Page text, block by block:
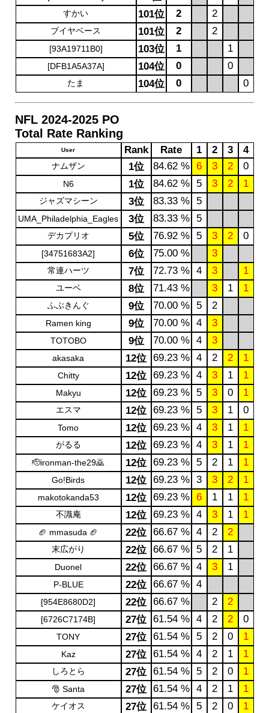
すかい 101位 2 2
ブイヤベース 101位 2 2
[93A19711B0] 103位 1 1
[DFB1A5A37A] 104位 0 0
たま 104位 0 0
NFL 2024-2025 PO
Total Rate Ranking
User Rank Rate 1 2 3 4
ナムザン 1位 84.62 % 6 3 2 0
N6 1位 84.62 % 5 3 2 1
ジャズマシーン 3位 83.33 % 5
UMA_Philadelphia_Eagles 3位 83.33 % 5
デカプリオ 5位 76.92 % 5 3 2 0
[34751683A2] 6位 75.00 % 3
常連ハーツ 7位 72.73 % 4 3 1
ユーベ 8位 71.43 % 3 1 1
ふぶきんぐ 9位 70.00 % 5 2
Ramen king 9位 70.00 % 4 3
TOTOBO 9位 70.00 % 4 3
akasaka 12位 69.23 % 4 2 2 1
Chitty 12位 69.23 % 4 3 1 1
Makyu 12位 69.23 % 5 3 0 1
エスマ 12位 69.23 % 5 3 1 0
Tomo 12位 69.23 % 4 3 1 1
がるる 12位 69.23 % 4 3 1 1
🫡ironman-the29🙇 12位 69.23 % 5 2 1 1
Go!Birds 12位 69.23 % 3 3 2 1
makotokanda53 12位 69.23 % 6 1 1 1
不識庵 12位 69.23 % 4 3 1 1
🏈 mmasuda 🏈 22位 66.67 % 4 2 2
末広がり 22位 66.67 % 5 2 1
Duonel 22位 66.67 % 4 3 1
P-BLUE 22位 66.67 % 4
[954E8680D2] 22位 66.67 % 2 2
[6726C7174B] 27位 61.54 % 4 2 2 0
TONY 27位 61.54 % 5 2 0 1
Kaz 27位 61.54 % 4 2 1 1
しろとら 27位 61.54 % 5 2 0 1
🎅 Santa 27位 61.54 % 4 2 1 1
ケイオス 27位 61.54 % 5 2 0 1